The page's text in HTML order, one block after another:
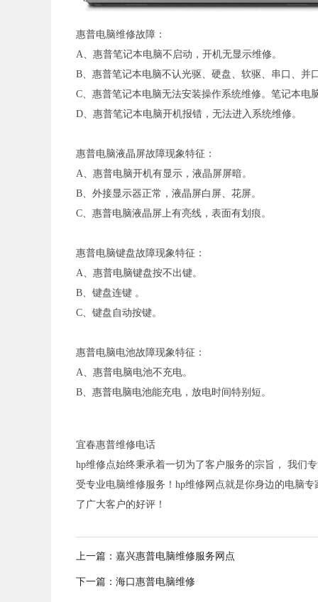
惠普电脑维修故障：
A、惠普笔记本电脑不启动，开机无显示维修。
B、惠普笔记本电脑不认光驱、硬盘、软驱、串口、并
C、惠普笔记本电脑无法安装操作系统维修。笔记本电
D、惠普笔记本电脑开机报错，无法进入系统维修。
惠普电脑液晶屏故障现象特征：
A、惠普电脑开机有显示，液晶屏屏暗。
B、外接显示器正常，液晶屏白屏、花屏。
C、惠普电脑液晶屏上有亮线，表面有划痕。
惠普电脑键盘故障现象特征：
A、惠普电脑键盘按不出键。
B、键盘连键 。
C、键盘自动按键。
惠普电脑电池故障现象特征：
A、惠普电脑电池不充电。
B、惠普电脑电池能充电，放电时间特别短。
宜春惠普维修电话
hp维修点始终秉承着一切为了客户服务的宗旨， 我们
受专业电脑维修服务！hp维修网点就是你身边的电脑
了广大客户的好评！
上一篇： 嘉兴惠普电脑维修服务网点
下一篇： 海口惠普电脑维修